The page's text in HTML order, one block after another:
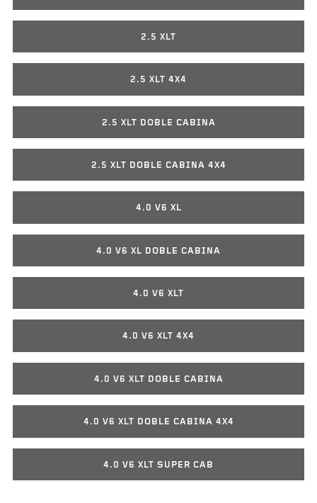
2.5 XLT
2.5 XLT 4X4
2.5 XLT DOBLE CABINA
2.5 XLT DOBLE CABINA 4X4
4.0 V6 XL
4.0 V6 XL DOBLE CABINA
4.0 V6 XLT
4.0 V6 XLT 4X4
4.0 V6 XLT DOBLE CABINA
4.0 V6 XLT DOBLE CABINA 4X4
4.0 V6 XLT SUPER CAB